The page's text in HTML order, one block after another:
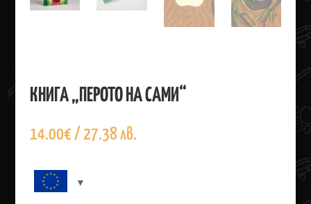
КНИГА „ПЕРОТО НА САМИ“
14.00€/ 27.38 лв.